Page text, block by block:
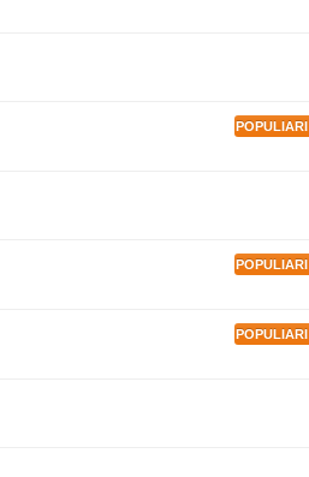
POPULIARI
POPULIARI
POPULIARI